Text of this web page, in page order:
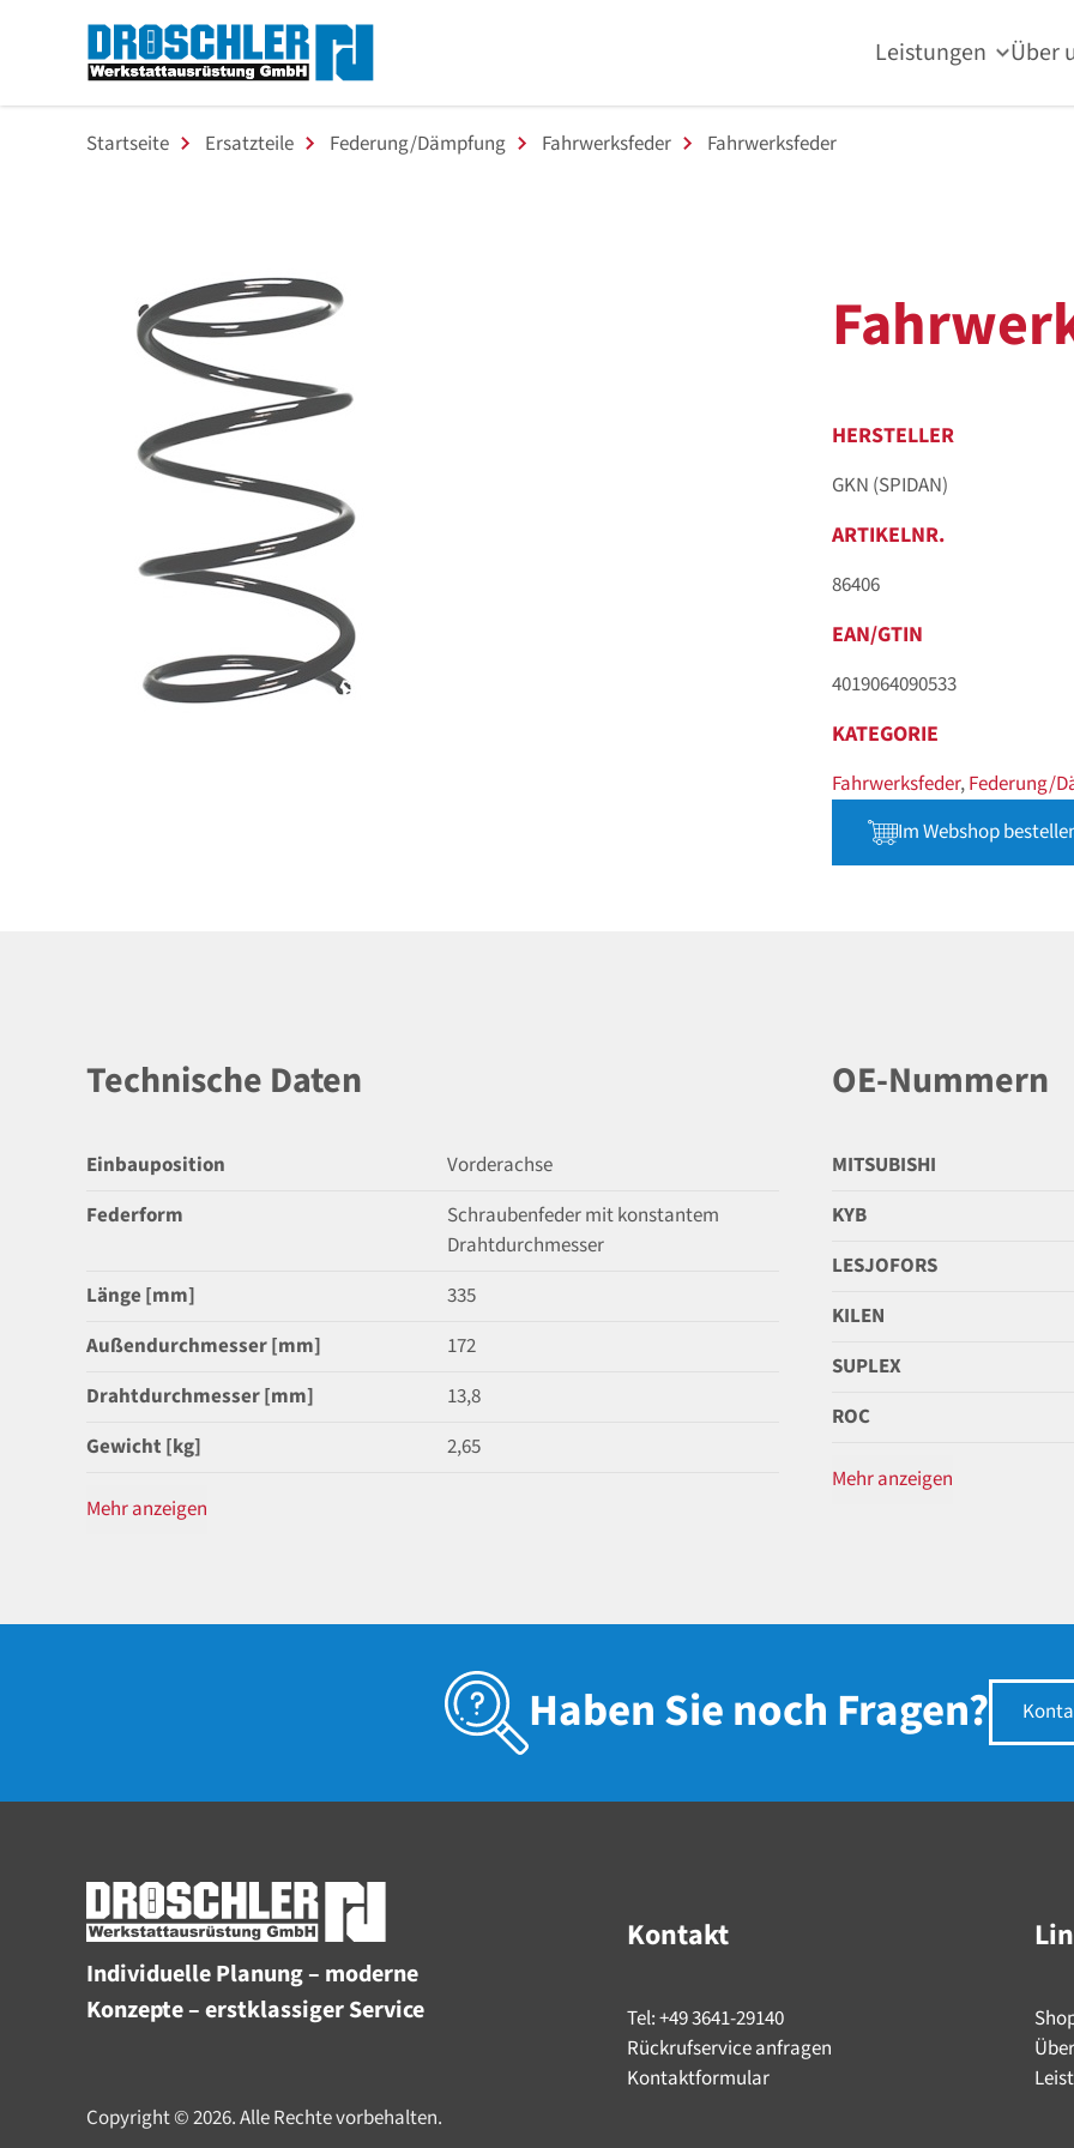
Leistungen Über
Startseite Ersatzteile Federung/Dämpfung Fahrwerksfeder Fahrwerksfeder
HERSTELLER
GKN (SPIDAN)
ARTIKELNR.
86406
EAN/GTIN
4019064090533
KATEGORIE
Fahrwerksfeder,Federung/
Im Webshop
Technische Daten
Einbauposition
Vorderachse
Federform
Schraubenfeder mit konstantem
Drahtdurchmesser
Länge [mm]
335
Außendurchmesser [mm]
172
Drahtdurchmesser [mm]
13,8
Gewicht [kg]
2,65
Mehr anzeigen
OE-Nummern
MITSUBISHI
KYB
LESJOFORS
KILEN
SUPLEX
ROC
Mehr anzeigen
Haben Sie noch Fragen?
Individuelle Planung – moderne
Konzepte – erstklassiger Service
Kontakt
Tel: +49 3641-29140
Rückrufservice anfragen
Kontaktformular
Copyright © 2026. Alle Rechte vorbehalten.